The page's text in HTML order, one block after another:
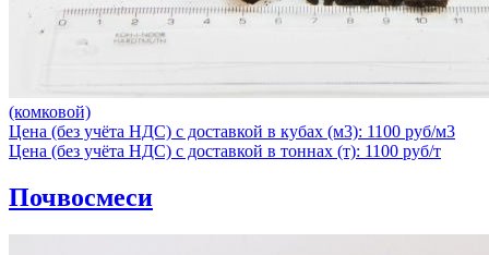
(комковой)
Цена (без учёта НДС) с доставкой в кубах (м3): 1100 руб/м3
Цена (без учёта НДС) с доставкой в тоннах (т): 1100 руб/т
Почвосмеси